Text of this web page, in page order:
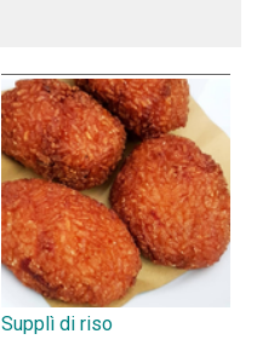
Supplì di riso